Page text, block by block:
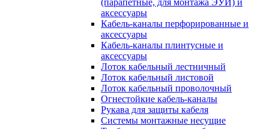
(парапетные, для монтажа ЭУИ) и
аксессуары
Кабель-каналы перфорированные и
аксессуары
Кабель-каналы плинтусные и
аксессуары
Лоток кабельный лестничный
Лоток кабельный листовой
Лоток кабельный проволочный
Огнестойкие кабель-каналы
Рукава для защиты кабеля
Системы монтажные несущие